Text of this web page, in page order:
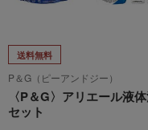
送料無料
P＆G（ピーアンドジー）
〈P＆G〉アリエール液
セット